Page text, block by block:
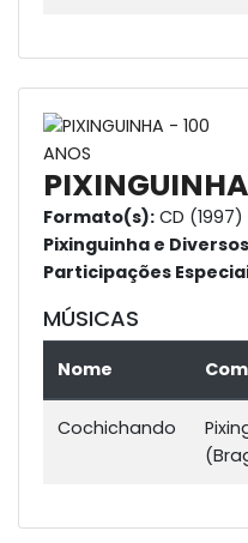
Formato(s): CD (1997)
Pixinguinha e
Participações
MÚSICAS
Nome
Cochichando